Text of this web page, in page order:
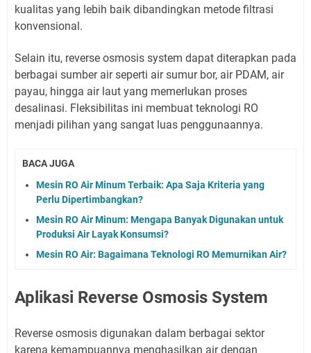
kualitas yang lebih baik dibandingkan metode filtrasi
konvensional.
Selain itu, reverse osmosis system dapat diterapkan pada
berbagai sumber air seperti air sumur bor, air PDAM, air
payau, hingga air laut yang memerlukan proses
desalinasi. Fleksibilitas ini membuat teknologi RO
menjadi pilihan yang sangat luas penggunaannya.
BACA JUGA
Mesin RO Air Minum Terbaik: Apa Saja Kriteria yang
Perlu Dipertimbangkan?
Mesin RO Air Minum: Mengapa Banyak Digunakan untuk
Produksi Air Layak Konsumsi?
Mesin RO Air: Bagaimana Teknologi RO Memurnikan Air?
Aplikasi Reverse Osmosis System
Reverse osmosis digunakan dalam berbagai sektor
karena kemampuannya menghasilkan air dengan